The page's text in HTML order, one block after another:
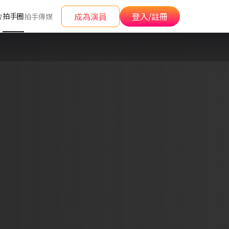
拍手圈拍手傳媒 成為演員 登入/註冊